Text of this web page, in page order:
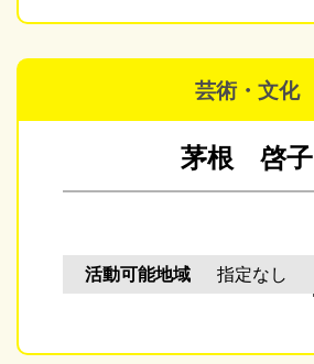
芸術・文化
茅根 啓子
活動可能地域 指定なし